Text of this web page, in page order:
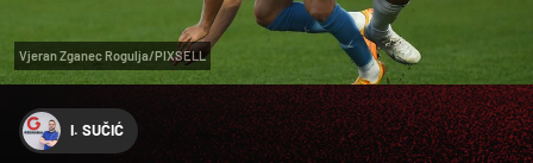
Vjeran Zganec Rogulja/PIXSELL
I. SUČIĆ